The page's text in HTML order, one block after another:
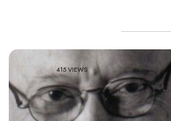
415 VIEWS